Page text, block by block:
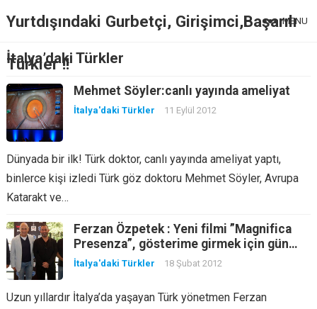
Yurtdışındaki Gurbetçi, Girişimci,Başarılı
Türkler !!
MENU
İtalya’daki Türkler
Mehmet Söyler:canlı yayında ameliyat
İtalya'daki Türkler 11 Eylül 2012
Dünyada bir ilk! Türk doktor, canlı yayında ameliyat yaptı,
binlerce kişi izledi Türk göz doktoru Mehmet Söyler, Avrupa
Katarakt ve…
Ferzan Özpetek : Yeni filmi ”Magnifica
Presenza”, gösterime girmek için gün
sayıyor
İtalya'daki Türkler 18 Şubat 2012
Uzun yıllardır İtalya’da yaşayan Türk yönetmen Ferzan